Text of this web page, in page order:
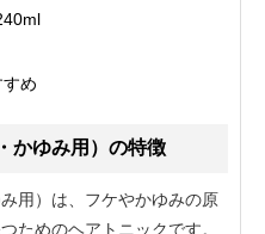
め
かゆみ用）の特徴
用）は、フケやかゆみの原
ためのヘアトニックです。